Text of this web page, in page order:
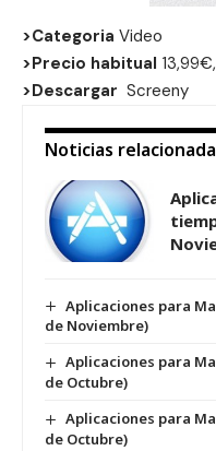
>Categoria Video
>Precio habitual
>Descargar Screeny
Noticias
Aplicaciones para
de Noviembre)
Aplicaciones para
de Octubre)
Aplicaciones para
de Octubre)